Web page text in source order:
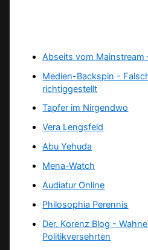
Abseits vom Mainstream
Medien-Backspin -
richtiggestellt
Tapfer im Nirgendwo
Vera Lengsfeld
Abu Yehuda
Mena-Watch
Audiatur Online
Philosophia Perennis
Der. Korenz Blog -
Politikversehrten